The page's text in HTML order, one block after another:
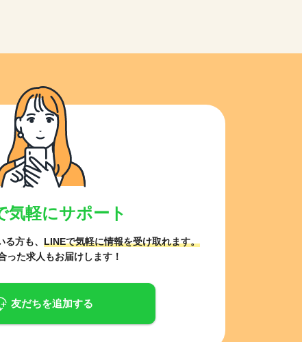
気軽にサポート
方も、 LINEで気軽に情報を受け取れます。
った求人もお届けします！
友だちを追加する